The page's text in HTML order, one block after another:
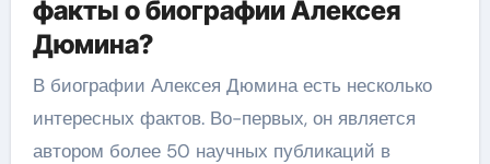
факты о биографии Алексея
Дюмина?
В биографии Алексея Дюмина есть несколько
интересных фактов. Во-первых, он является
автором более 50 научных публикаций в